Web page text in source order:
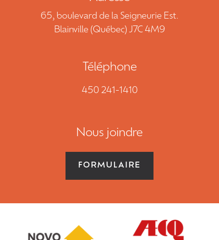
DEMANDE DE SOUMISSION
65, boulevard de la Seigneurie Est.
Blainville (Québec) J7C 4M9
Téléphone
450 241-1410
Nous joindre
FORMULAIRE